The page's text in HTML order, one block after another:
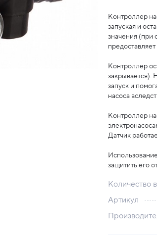
Контроллер
запуская и
значения (при
Контроллер
закрывается).
запуск и
насоса
Контроллер
Датчик
защитить его
Количество
Артикул